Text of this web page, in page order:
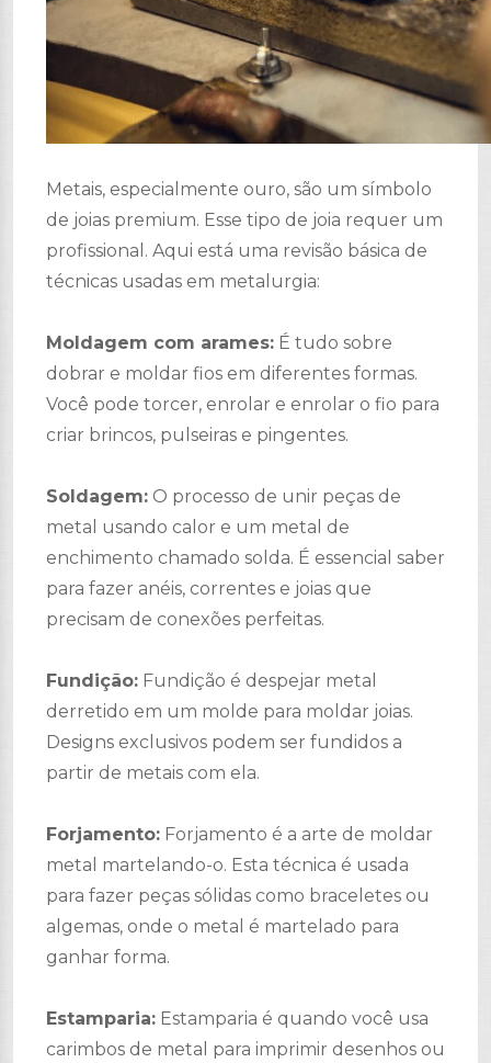
Metais, especialmente ouro, são um símbolo
de joias premium. Esse tipo de joia requer um
profissional. Aqui está uma revisão básica de
técnicas usadas em metalurgia:
Moldagem com arames: É tudo sobre
dobrar e moldar fios em diferentes formas.
Você pode torcer, enrolar e enrolar o fio para
criar brincos, pulseiras e pingentes.
Soldagem: O processo de unir peças de
metal usando calor e um metal de
enchimento chamado solda. É essencial saber
para fazer anéis, correntes e joias que
precisam de conexões perfeitas.
Fundição: Fundição é despejar metal
derretido em um molde para moldar joias.
Designs exclusivos podem ser fundidos a
partir de metais com ela.
Forjamento: Forjamento é a arte de moldar
metal martelando-o. Esta técnica é usada
para fazer peças sólidas como braceletes ou
algemas, onde o metal é martelado para
ganhar forma.
Estamparia: Estamparia é quando você usa
carimbos de metal para imprimir desenhos ou